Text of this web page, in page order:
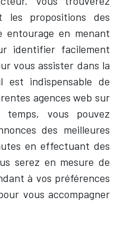
les propositions des
entourage en menant
identifier facilement
vous assister dans la
est indispensable de
agences web sur
vous pouvez
des meilleures
en effectuant des
serez en mesure de
à vos préférences
vous accompagner